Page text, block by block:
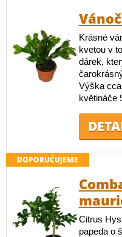
Krásné
kvetou v
dárek,
Výška
květináče
DOPORUČUJEME
Citrus
papeda o